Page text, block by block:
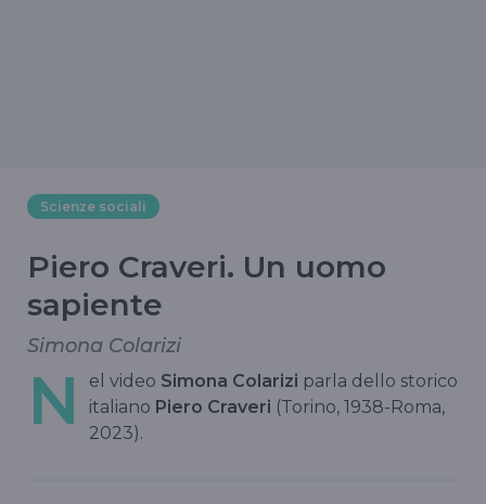
Scienze sociali
Piero Craveri. Un uomo
sapiente
Simona Colarizi
N el video Simona Colarizi parla dello storico
italiano Piero Craveri (Torino, 1938-Roma,
2023).